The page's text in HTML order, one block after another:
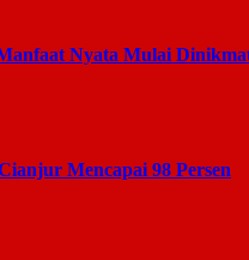
Nyata Mulai
Mencapai 98 Persen